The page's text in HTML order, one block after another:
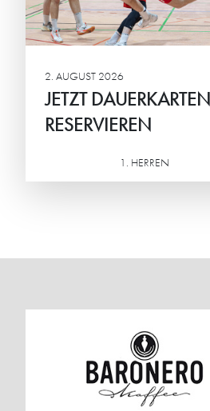
2. AUGUST 2026
JETZT DAUERKARTEN
RESERVIEREN
1. HERREN
Wochenende in der